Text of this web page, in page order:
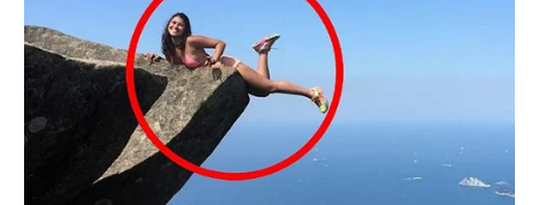
Jarčevi ulaze u fazu u kojoj se trud konačno isplaćuje.
Bliska budućnost donosi stabilnost, priznanje i osećaj da
ste na pravom mestu.
U ljubavi – sigurnost i mir. U poslu – pomak koji ste dugo